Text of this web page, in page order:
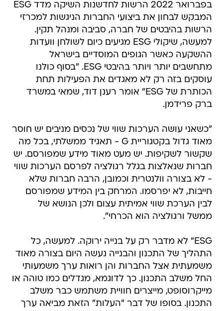
בפברואר 2022 הרשות לחדשנות השיקה מדד ESG
המבקש לבחון את ביצועי החברות הניגשות למכרזי
הרשות בהיבטים של חברה, סביבה ומנהל תקין.
למעשה, שיקולי ESG מגיעים כיום לשולחן וועדות
ההשקעה כאשר הגופים המוסדיים בישראל
מתחשבים יותר ויותר בהיבטי ESG. "בסוף כולנו
עוסקים בזה רק לא מאגדים את הפעילות תחת
הכותרת של ESG" אומר רענן דוד, שמאי במשרד
ברק פרידמן.
"כשאני עושה הערכות שווי של נכסים מניבים יש חוסר
מאוד גדול בקטגוריית G - תאגיד ממשלתי, בכל מה
שקשור לשקיפות. יש מעט מאוד מידע שמפורסם. יש
חברות שנאלצות בגלל רגולציה לפרסם הערכות שווי
- לא בצורה וולנטרית וכמובן, הרבה חברות שלא
חייבות, לא יפרסמו. המרחק בין המידע שמפורסם
לבין הערכת שווי אמיתית עצום ולכן הנושא של
ממשל ורגולציה הוא הכרחי".
ESG" לא מדבר רק על בנייה ירוקה. למעשה, כל
התהליך של התכנון והבנייה נעשה היום בצורה מאוד
משמעתית אצל החברות והן רואות ערך משמעותי
החל משלב התכנון. כך לדוגמא, מגדלים כמו טוהה או
מייקרוסופט, מייצרים חוויית משתמש כבר משלב
התכנון. בסופו של דבר "העלות" הזאת מביאה ערך